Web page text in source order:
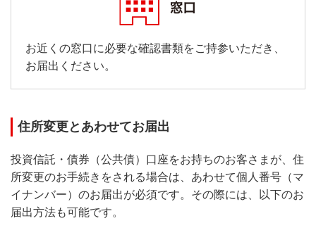
お近くの窓口に必要な確認書類をご持参いただき、
お届出ください。
住所変更とあわせてお届出
投資信託・債券（公共債）口座をお持ちのお客さまが、住
所変更のお手続きをされる場合は、あわせて個人番号（マ
イナンバー）のお届出が必須です。その際には、以下のお
届出方法も可能です。